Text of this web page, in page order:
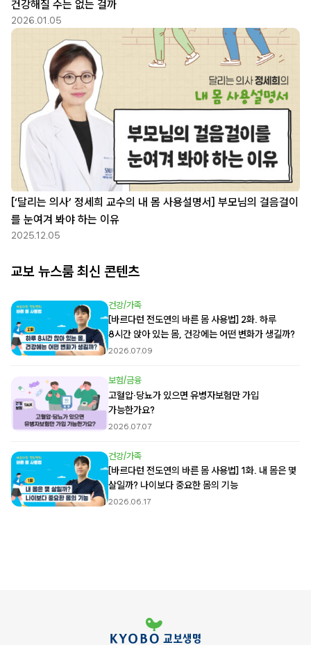
건강해질 수는 없는 걸까
2026.01.05
[‘달리는 의사’ 정세희 교수의 내 몸 사용설명서] 부모님의 걸음걸이
를 눈여겨 봐야 하는 이유
2025.12.05
교보 뉴스룸 최신 콘텐츠
건강/가족
[바르다런 전도연의 바른 몸 사용법] 2화. 하루
8시간 앉아 있는 몸, 건강에는 어떤 변화가 생길까?
2026.07.09
보험/금융
고혈압·당뇨가 있으면 유병자보험만 가입
가능한가요?
2026.07.07
건강/가족
[바르다런 전도연의 바른 몸 사용법] 1화. 내 몸은 몇
살일까? 나이보다 중요한 몸의 기능
2026.06.17